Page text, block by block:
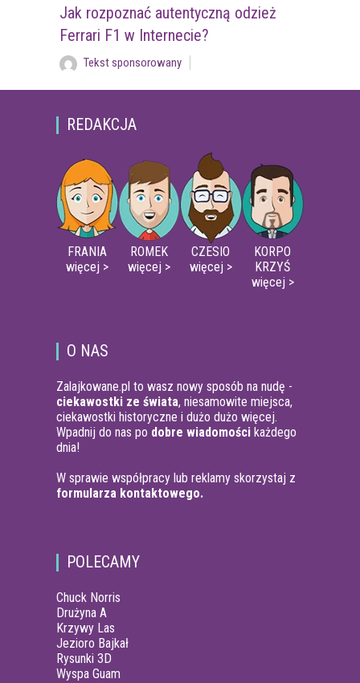
Jak rozpoznać autentyczną odzież
Ferrari F1 w Internecie?
Tekst sponsorowany
REDAKCJA
FRANIA
więcej >
ROMEK
więcej >
CZESIO
więcej >
KORPO
KRZYŚ
więcej >
O NAS
Zalajkowane.pl to wasz nowy sposób na nudę -
ciekawostki ze świata, niesamowite miejsca,
ciekawostki historyczne i dużo dużo więcej.
Wpadnij do nas po dobre wiadomości każdego
dnia!
W sprawie współpracy lub reklamy skorzystaj z
formularza kontaktowego.
POLECAMY
Chuck Norris
Drużyna A
Krzywy Las
Jezioro Bajkał
Rysunki 3D
Wyspa Guam